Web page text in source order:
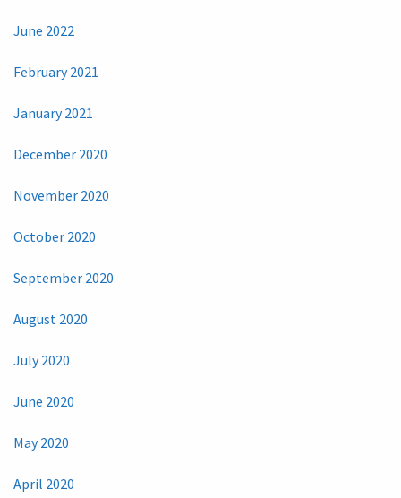
June 2022
February 2021
January 2021
December 2020
November 2020
October 2020
September 2020
August 2020
July 2020
June 2020
May 2020
April 2020